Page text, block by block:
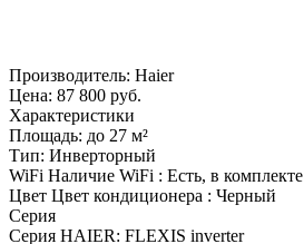
Производитель: Haier
Цена: 87 800 руб.
Характеристики
Площадь: до 27 м²
Тип: Инверторный
WiFi Наличие WiFi : Есть, в комплекте
Цвет Цвет кондиционера : Черный
Серия
Серия HAIER: FLEXIS inverter